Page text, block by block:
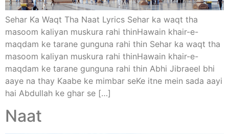
Sehar Ka Waqt Tha Naat Lyrics Sehar ka waqt tha
masoom kaliyan muskura rahi thinHawain khair-e-
maqdam ke tarane gunguna rahi thin Sehar ka waqt tha
masoom kaliyan muskura rahi thinHawain khair-e-
maqdam ke tarane gunguna rahi thin Abhi Jibraeel bhi
aaye na thay Kaabe ke mimbar seKe itne mein sada aayi
hai Abdullah ke ghar se […]
Naat